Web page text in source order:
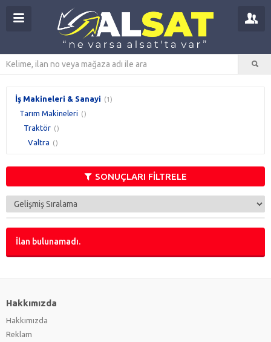
İş Makineleri & Sanayi (1)
Tarım Makineleri ()
Traktör ()
Valtra ()
SONUÇLARI FİLTRELE
İlan bulunamadı.
Hakkımızda
Hakkımızda
Reklam